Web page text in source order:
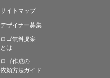
サイトマップ
デザイナー募集
ロゴ無料提案
とは
ロゴ作成の
依頼方法ガイド